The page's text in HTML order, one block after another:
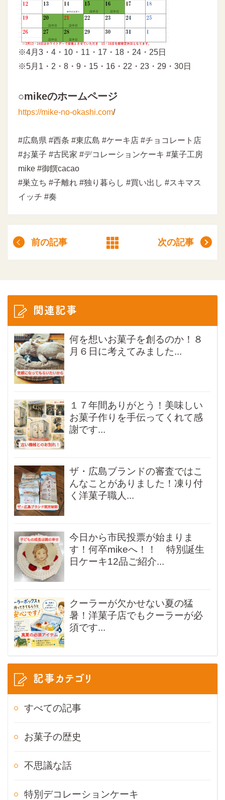
※4月3・4・10・11・17・18・24・25日
※5月1・2・8・9・15・16・22・23・29・30日
○mikeのホームページ
https://mike-no-okashi.com/
#広島県 #西条 #東広島 #ケーキ店 #チョコレート店
#お菓子 #古民家 #デコレーションケーキ #菓子工房
mike #御饌cacao
#巣立ち #子離れ #独り暮らし #買い出し #スキマス
イッチ #奏
前の記事 次の記事
関連記事
何を想いお菓子を創るのか！８
月６日に考えてみました...
１７年間ありがとう！美味しい
お菓子作りを手伝ってくれて感
謝です...
ザ・広島ブランドの審査ではこ
んなことがありました！凍り付
く洋菓子職人...
今日から市民投票が始まりま
す！何卒mikeへ！！ 特別誕生
日ケーキ12品ご紹介...
クーラーが欠かせない夏の猛
暑！洋菓子店でもクーラーが必
須です...
記事カテゴリ
すべての記事
お菓子の歴史
不思議な話
特別デコレーションケーキ